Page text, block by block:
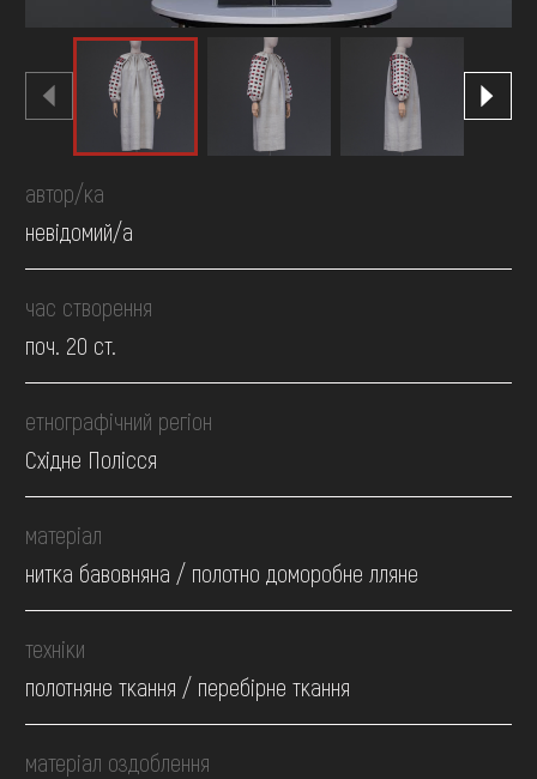
автор/ка
невідомий/а
час створення
поч. 20 ст.
етнографічний регіон
Східне Полісся
матеріал
нитка бавовняна / полотно доморобне лляне
техніки
полотняне ткання / перебірне ткання
матеріал оздоблення